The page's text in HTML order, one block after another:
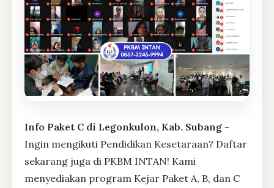
Info Paket C di Legonkulon, Kab. Subang -
Ingin mengikuti Pendidikan Kesetaraan? Daftar
sekarang juga di PKBM INTAN! Kami
menyediakan program Kejar Paket A, B, dan C